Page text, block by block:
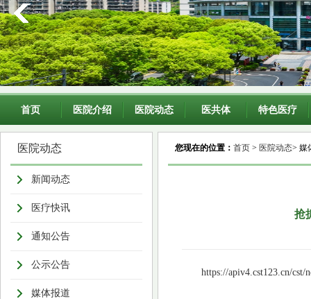
首页 医院介绍 医院动态 医共体 特色医疗
医院动态
新闻动态
医疗快讯
通知公告
公示公告
媒体报道
您现在的位置： 首页 > 医院动态> 媒
抢
https://apiv4.cst123.cn/cst/